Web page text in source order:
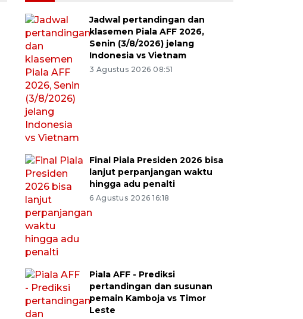
Jadwal pertandingan dan
klasemen Piala AFF 2026,
Senin (3/8/2026) jelang
Indonesia vs Vietnam
3 Agustus 2026 08:51
Final Piala Presiden 2026 bisa
lanjut perpanjangan waktu
hingga adu penalti
6 Agustus 2026 16:18
Piala AFF - Prediksi
pertandingan dan susunan
pemain Kamboja vs Timor
Leste